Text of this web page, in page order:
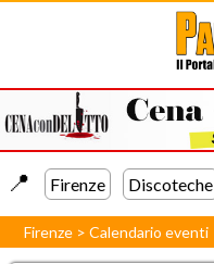
📍️ Firenze Discoteche
Firenze >Calendario eventi